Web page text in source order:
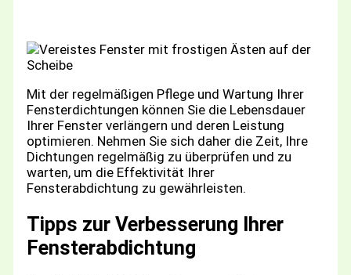
Mit der regelmäßigen Pflege und Wartung Ihrer
Fensterdichtungen können Sie die Lebensdauer
Ihrer Fenster verlängern und deren Leistung
optimieren. Nehmen Sie sich daher die Zeit, Ihre
Dichtungen regelmäßig zu überprüfen und zu
warten, um die Effektivität Ihrer
Fensterabdichtung zu gewährleisten.
Tipps zur Verbesserung Ihrer
Fensterabdichtung